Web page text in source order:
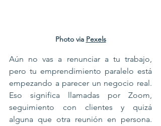
Photo via Pexels
Aún no vas a renunciar a tu trabajo,
pero tu emprendimiento paralelo está
empezando a parecer un negocio real.
Eso significa llamadas por Zoom,
seguimiento con clientes y quizá
alguna que otra reunión en persona.